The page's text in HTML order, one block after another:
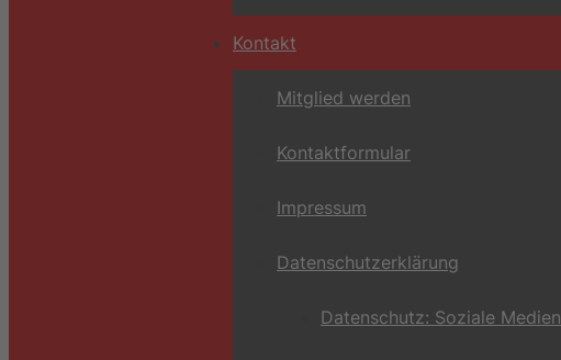
Kontakt
Mitglied werden
Kontaktformular
Impressum
Datenschutzerklärung
Datenschutz: Soziale Medien